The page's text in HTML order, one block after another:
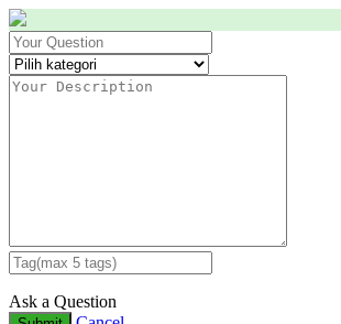
Ask a Question